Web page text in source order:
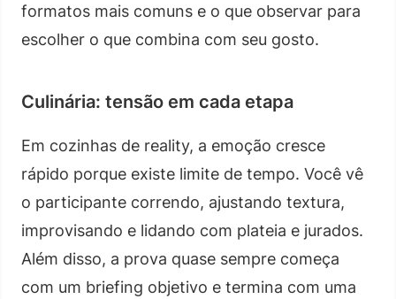
formatos mais comuns e o que observar para
escolher o que combina com seu gosto.
Culinária: tensão em cada etapa
Em cozinhas de reality, a emoção cresce
rápido porque existe limite de tempo. Você vê
o participante correndo, ajustando textura,
improvisando e lidando com plateia e jurados.
Além disso, a prova quase sempre começa
com um briefing objetivo e termina com uma